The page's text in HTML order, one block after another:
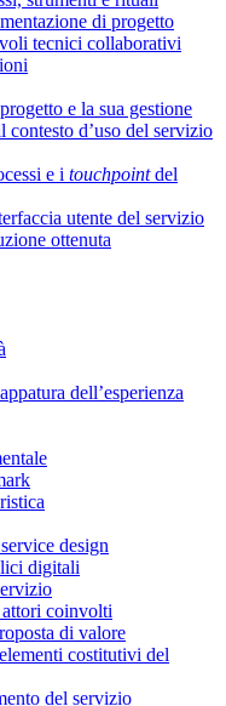
di progetto
tecnici collaborativi
e la sua gestione
contesto d’uso del servizio
e i touchpointdel
utente del servizio
ottenuta
dell’esperienza
design
digitali
coinvolti
di valore
costitutivi del
del servizio